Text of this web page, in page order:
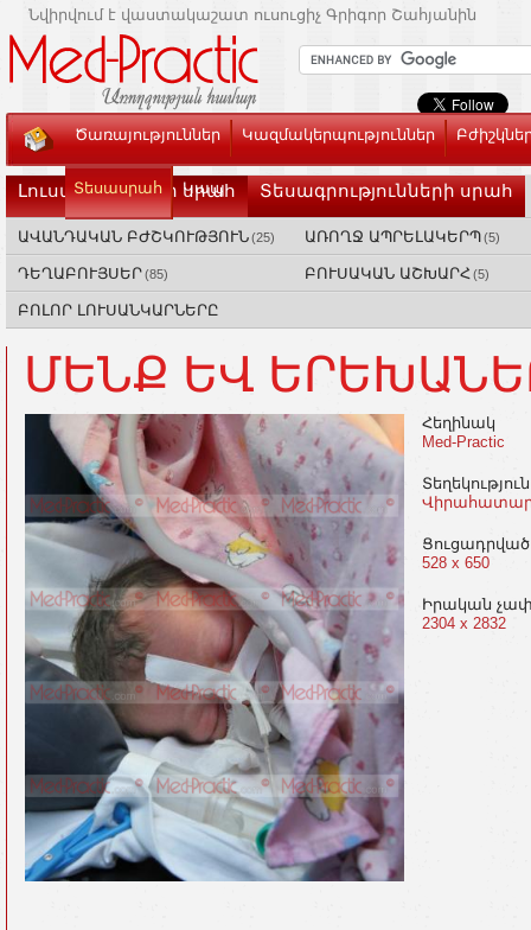
Նվիրվում է վաստակաշատ ուսուցիչ Գրիգոր Շահյանին
Ծառայություններ Կազմակերպություններ
Տեսասրահ Կապ
Լուսանկարների սրահ Տեսագրությունների սրահ
ԱՎԱՆԴԱԿԱՆ ԲԺՇԿՈՒԹՅՈՒՆ(25) ԱՌՈՂՋ ԱՊՐԵԼԱԿԵՐՊ(5)
ԴԵՂԱԲՈՒՅՍԵՐ(85) ԲՈՒՍԱԿԱՆ ԱՇԽԱՐՀ(5)
ԲՈԼՈՐ ԼՈՒՍԱՆԿԱՐՆԵՐԸ
ՄԵՆՔ ԵՎ
Հեղինակ
Med-Practic
528 x 650
Իրական
2304 x 2832